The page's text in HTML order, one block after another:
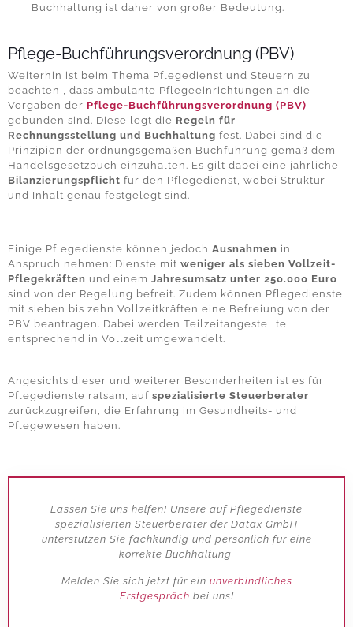
Buchhaltung ist daher von großer Bedeutung.
Pflege-Buchführungsverordnung (PBV)
Weiterhin ist beim Thema Pflegedienst und Steuern zu
beachten , dass ambulante Pflegeeinrichtungen an die
Vorgaben der Pflege-Buchführungsverordnung (PBV)
gebunden sind. Diese legt die Regeln für
Rechnungsstellung und Buchhaltung fest. Dabei sind die
Prinzipien der ordnungsgemäßen Buchführung gemäß dem
Handelsgesetzbuch einzuhalten. Es gilt dabei eine jährliche
Bilanzierungspflicht für den Pflegedienst, wobei Struktur
und Inhalt genau festgelegt sind.
Einige Pflegedienste können jedoch Ausnahmen in
Anspruch nehmen: Dienste mit weniger als sieben Vollzeit-
Pflegekräften und einem Jahresumsatz unter 250.000 Euro
sind von der Regelung befreit. Zudem können Pflegedienste
mit sieben bis zehn Vollzeitkräften eine Befreiung von der
PBV beantragen. Dabei werden Teilzeitangestellte
entsprechend in Vollzeit umgewandelt.
Angesichts dieser und weiterer Besonderheiten ist es für
Pflegedienste ratsam, auf spezialisierte Steuerberater
zurückzugreifen, die Erfahrung im Gesundheits- und
Pflegewesen haben.
Lassen Sie uns helfen! Unsere auf Pflegedienste
spezialisierten Steuerberater der Datax GmbH
unterstützen Sie fachkundig und persönlich für eine
korrekte Buchhaltung.
Melden Sie sich jetzt für ein unverbindliches
Erstgespräch bei uns!